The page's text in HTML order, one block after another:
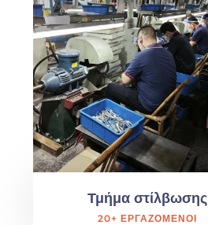
Τμήμα στίλβωσης
20+ ΕΡΓΑΖΌΜΕΝΟΙ